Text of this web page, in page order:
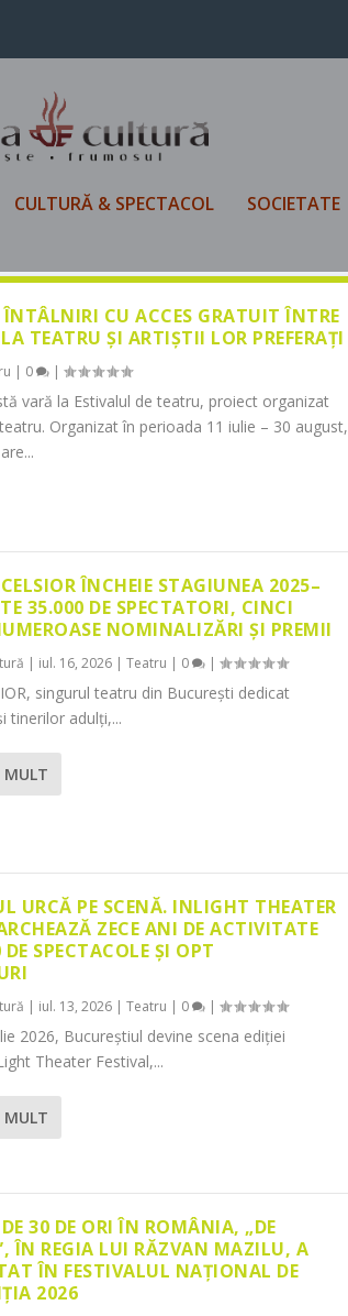
CULTURĂ & SPECTACOL SOCIETATE
CU ACCES GRATUIT ÎNTRE
TEATRU ȘI ARTIȘTII LOR PREFERAȚI
| 0 |
vară la Estivalul de teatru, proiect organizat
Organizat în perioada 11 iulie – 30 august,
ÎNCHEIE STAGIUNEA 2025–
35.000 DE SPECTATORI, CINCI
NOMINALIZĂRI ȘI PREMII
| iul. 16, 2026| Teatru | 0 |
singurul teatru din București dedicat
tinerilor adulți,...
MULT
URCĂ PE SCENĂ. INLIGHT THEATER
ZECE ANI DE ACTIVITATE
DE SPECTACOLE ȘI OPT
| iul. 13, 2026| Teatru | 0 |
2026, Bucureștiul devine scena ediției
Theater Festival,...
MULT
30 DE ORI ÎN ROMÂNIA, „DE
ÎN REGIA LUI RĂZVAN MAZILU, A
ÎN FESTIVALUL NAȚIONAL DE
2026